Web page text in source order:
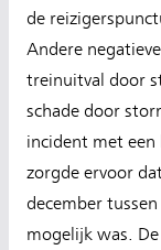
de
Andere
treinuitval door
schade door
incident met een
zorgde ervoor
december
mogelijk was.